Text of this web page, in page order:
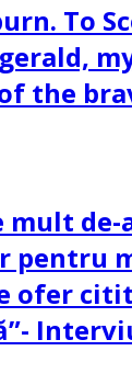
To
the
de-
pentru
ofer